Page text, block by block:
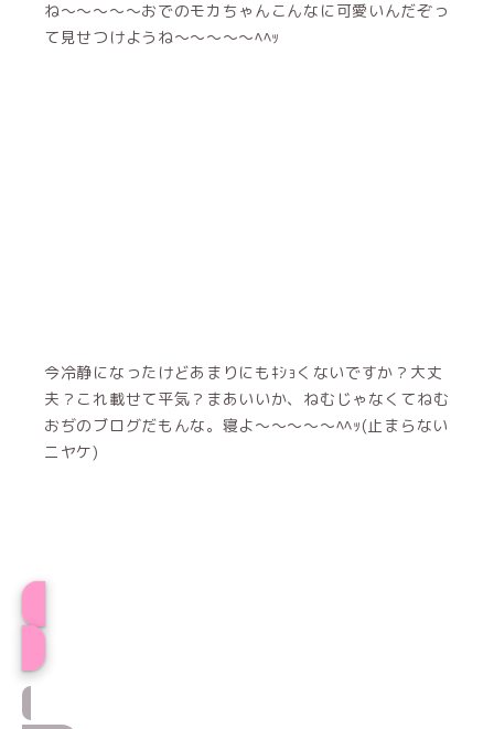
ね〜〜〜〜〜おでのモカちゃんこんなに可愛いんだぞっ
て見せつけようね〜〜〜〜〜ﾍﾍｯ
今冷静になったけどあまりにもｷｼｮくないですか？大丈
夫？これ載せて平気？まあいいか、ねむじゃなくてねむ
おぢのブログだもんな。寝よ〜〜〜〜〜ﾍﾍｯ(止まらない
ニヤケ)